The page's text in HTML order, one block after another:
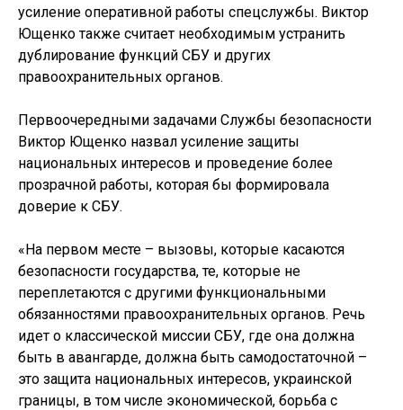
усиление оперативной работы спецслужбы. Виктор
Ющенко также считает необходимым устранить
дублирование функций СБУ и других
правоохранительных органов.
Первоочередными задачами Службы безопасности
Виктор Ющенко назвал усиление защиты
национальных интересов и проведение более
прозрачной работы, которая бы формировала
доверие к СБУ.
«На первом месте – вызовы, которые касаются
безопасности государства, те, которые не
переплетаются с другими функциональными
обязанностями правоохранительных органов. Речь
идет о классической миссии СБУ, где она должна
быть в авангарде, должна быть самодостаточной –
это защита национальных интересов, украинской
границы, в том числе экономической, борьба с